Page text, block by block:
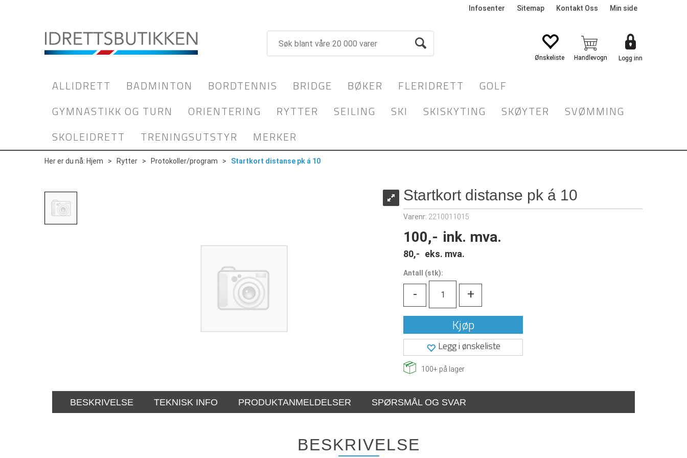
Infosenter Sitemap Kontakt Oss Min side
Logg inn
ALLIDRETT BADMINTON BORDTENNIS BRIDGE BØKER FLERIDRETT
GOLF
GYMNASTIKK OG TURN
ORIENTERING RYTTER SEILING SKI SKISKYTING SKØYTER
SVØMMING
SKOLEIDRETT
TRENINGSUTSTYR MERKER
Her er du nå: Hjem > Rytter > Protokoller/program > Startkort distanse pk á 10
Startkort distanse pk á 10
Varenr: 2210011015
100,- ink. mva.
80,- eks. mva.
Antall (stk):
- +
Kjøp
Legg i ønskeliste
100+ på lager
BESKRIVELSE TEKNISK INFO PRODUKTANMELDELSER SPØRSMÅL OG SVAR
BESKRIVELSE